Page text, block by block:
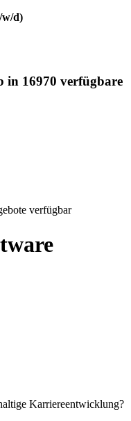
w/d)
in 16970 verfügbare
verfügbar
Karriereentwicklung?